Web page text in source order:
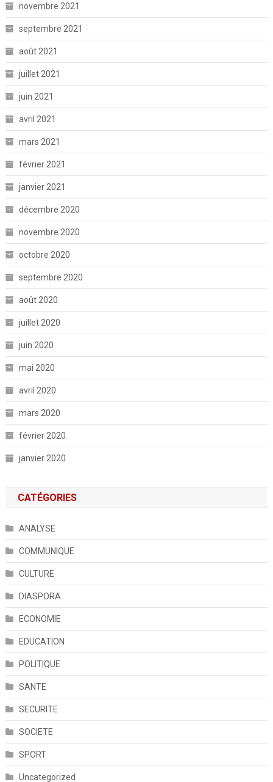
novembre 2021
septembre 2021
août 2021
juillet 2021
juin 2021
avril 2021
mars 2021
février 2021
janvier 2021
décembre 2020
novembre 2020
octobre 2020
septembre 2020
août 2020
juillet 2020
juin 2020
mai 2020
avril 2020
mars 2020
février 2020
janvier 2020
CATÉGORIES
ANALYSE
COMMUNIQUE
CULTURE
DIASPORA
ECONOMIE
EDUCATION
POLITIQUE
SANTE
SECURITE
SOCIETE
SPORT
Uncategorized